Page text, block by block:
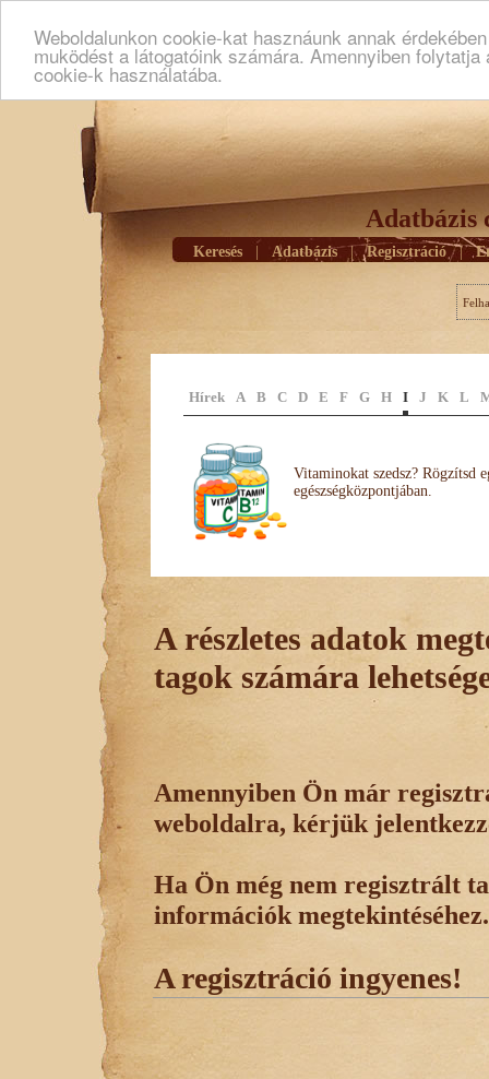
Weboldalunkon cookie-kat hasznáunk annak
muködést a látogatóink számára. Amennyiben
cookie-k használatába.
Adatbázis
Keresés Adatbázis | Regisztráció |
Hírek A B C D E F G H I J K L
Vitaminokat szedsz? Rögzítsd
egészségközpontjában.
A részletes adatok
tagok számára
Amennyiben Ön már
weboldalra, kérjük
Ha Ön még nem regisztrált
információk megtekintéséhez.
A regisztráció ingyenes!